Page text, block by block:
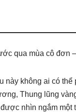
qua mùa cô đơn
này không ai có
Thung lũng
nhìn ngắm